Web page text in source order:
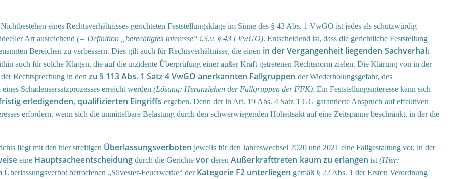
eines Rechtsverhältnisses gerichteten Feststellungsklage im Sinne des § 43 Abs. 1 VwGO ist jedes als schutzwürdig
Art ausreichend (= Definition „berechtigtes Interesse“ i.S.v. § 43 I VwGO). Entscheidend ist, dass die gerichtliche Feststellung
Bereichen zu verbessern. Dies gilt auch für Rechtsverhältnisse, die einen in der Vergangenheit liegenden Sachverhalt
auch für solche Klagen, die auf die inzidente Überprüfung einer außer Kraft getretenen Rechtsnorm zielen. Die Klärung von in der
Rechtsprechung in den zu § 113 Abs. 1 Satz 4 VwGO anerkannten Fallgruppen der Wiederholungsgefahr, des
Schadensersatzprozesses erreicht werden (Lösung: Heranziehen der Fallgruppen der FFK). Ein Feststellungsinteresse kann sich
erledigenden, qualifizierten Eingriffs ergeben. Denn der in Art. 19 Abs. 4 Satz 1 GG garantierte Anspruch auf effektiven
erfordern, wenn sich die unmittelbare Belastung durch den schwerwiegenden Hoheitsakt auf eine Zeitspanne beschränkt, in der die
liegt mit den hier streitigen Überlassungsverboten jeweils für den Jahreswechsel 2020 und 2021 eine Fallgestaltung vor, in der
eine Hauptsacheentscheidung durch die Gerichte vor deren Außerkrafttreten kaum zu erlangen ist (Hier:
Überlassungsverbot betroffenen „Silvester-Feuerwerke“ der Kategorie F2 unterliegen gemäß § 22 Abs. 1 der Ersten Verordnung